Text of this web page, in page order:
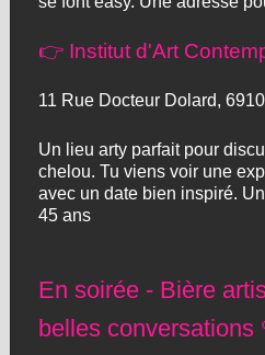
👉 Institut d'Art
11 Rue Docteur Dolard,
Un lieu arty parfait pour
chelou. Tu viens voir une
avec un date bien inspiré.
45 ans
En soirée - Bière
belles conversations